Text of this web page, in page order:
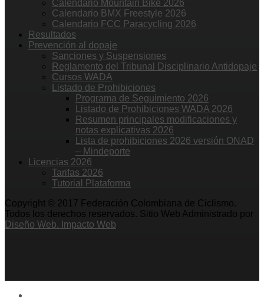
Calendario Mountain Bike 2026
Calendario BMX Freestyle 2026
Calendario FCC Paracycling 2026
Resultados
Prevención al dopaje
Sanciones y Suspensiones
Reglamento del Tribunal Disciplinario Antidopaje
Cursos WADA
Listado de Prohibiciones
Programa de Seguimiento 2026
Listado de Prohibiciones WADA 2026
Resumen principales modificaciones y
notas explicativas 2026
Lista de prohibiciones 2026 versión ONAD
– Mindeporte
Licencias 2026
Tarifas 2026
Tutorial Plataforma
Copyright © 2017 Federación Colombiana de Ciclismo.
Todos los derechos reservados. Sitio Web Administrado por
Diseño Web. Impacto Web